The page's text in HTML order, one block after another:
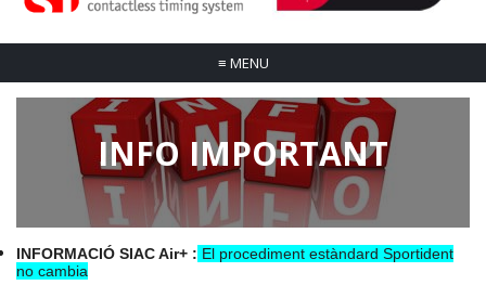
≡ MENU
INFO IMPORTANT
INFORMACIÓ SIAC Air+ : El procediment estàndard Sportident
no cambia